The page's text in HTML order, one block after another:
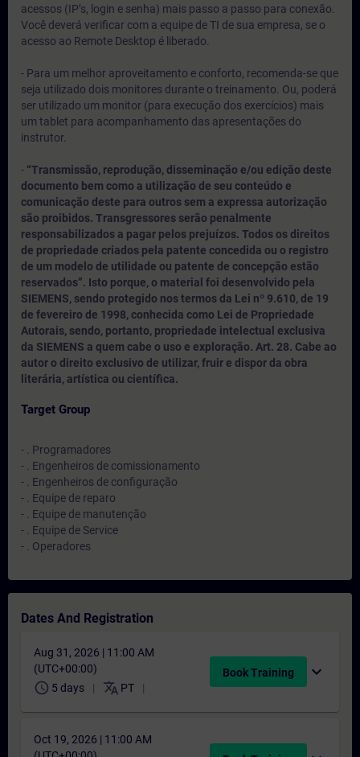
acessos (IP’s, login e senha) mais passo a passo para conexão.
Você deverá verificar com a equipe de TI de sua empresa, se o
acesso ao Remote Desktop é liberado.
- Para um melhor aproveitamento e conforto, recomenda-se que
seja utilizado dois monitores durante o treinamento. Ou, poderá
ser utilizado um monitor (para execução dos exercícios) mais
um tablet para acompanhamento das apresentações do
instrutor.
- “Transmissão, reprodução, disseminação e/ou edição deste
documento bem como a utilização de seu conteúdo e
comunicação deste para outros sem a expressa autorização
são proibidos. Transgressores serão penalmente
responsabilizados a pagar pelos prejuízos. Todos os direitos
de propriedade criados pela patente concedida ou o registro
de um modelo de utilidade ou patente de concepção estão
reservados”. Isto porque, o material foi desenvolvido pela
SIEMENS, sendo protegido nos termos da Lei nº 9.610, de 19
de fevereiro de 1998, conhecida como Lei de Propriedade
Autorais, sendo, portanto, propriedade intelectual exclusiva
da SIEMENS a quem cabe o uso e exploração. Art. 28. Cabe ao
autor o direito exclusivo de utilizar, fruir e dispor da obra
literária, artística ou científica.
Target Group
- . Programadores
- . Engenheiros de comissionamento
- . Engenheiros de configuração
- . Equipe de reparo
- . Equipe de manutenção
- . Equipe de Service
- . Operadores
Dates And Registration
Aug 31, 2026 | 11:00 AM
(UTC+00:00)
schedule 5 days translate PT
Book Training expand_more
Oct 19, 2026 | 11:00 AM